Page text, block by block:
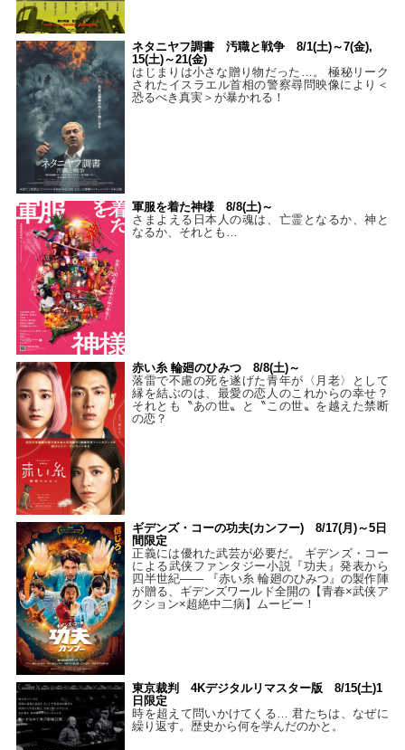
ネタニヤフ調書 汚職と戦争 8/1(土)～7(金),
15(土)～21(金)
はじまりは小さな贈り物だった…。 極秘リーク
されたイスラエル首相の警察尋問映像により＜
恐るべき真実＞が暴かれる！
軍服を着た神様 8/8(土)～
さまよえる日本人の魂は、亡霊となるか、神と
なるか、それとも…
赤い糸 輪廻のひみつ 8/8(土)～
落雷で不慮の死を遂げた青年が〈月老〉として
縁を結ぶのは、最愛の恋人のこれからの幸せ？
それとも〝あの世〟と〝この世〟を越えた禁断
の恋？
ギデンズ・コーの功夫(カンフー) 8/17(月)～5日
間限定
正義には優れた武芸が必要だ。 ギデンズ・コー
による武侠ファンタジー小説『功夫』発表から
四半世紀―― 『赤い糸 輪廻のひみつ』の製作陣
が贈る、ギデンズワールド全開の【青春×武侠ア
クション×超絶中二病】ムービー！
東京裁判 4Kデジタルリマスター版 8/15(土)1
日限定
時を超えて問いかけてくる… 君たちは、なぜに
繰り返す。歴史から何を学んだのかと。